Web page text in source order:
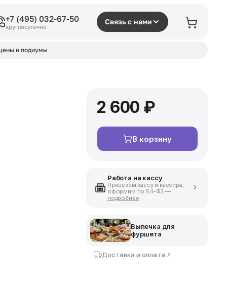
+7 (495) 032-67-50
круглосуточно
Связь с нами
и подиумы
2 600 ₽
В корзину
Работа на кассу
Привезём кассу и кассира,
оформим по 54-ФЗ —
подробнее
Выпечка для
фуршета
Доставка и оплата